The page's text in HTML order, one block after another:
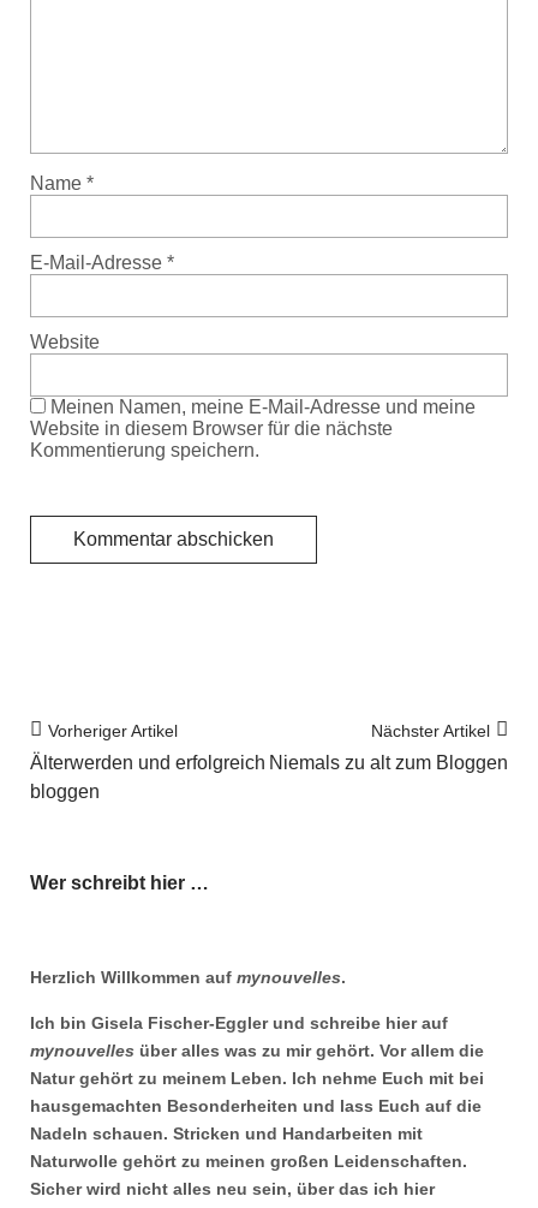
Name *
E-Mail-Adresse *
Website
Meinen Namen, meine E-Mail-Adresse und meine
Website in diesem Browser für die nächste
Kommentierung speichern.
Vorheriger Artikel
Älterwerden und erfolgreich
bloggen
Nächster Artikel
Niemals zu alt zum Bloggen
Wer schreibt hier …
Herzlich Willkommen auf mynouvelles.
Ich bin Gisela Fischer-Eggler und schreibe hier auf
mynouvelles über alles was zu mir gehört. Vor allem die
Natur gehört zu meinem Leben. Ich nehme Euch mit bei
hausgemachten Besonderheiten und lass Euch auf die
Nadeln schauen. Stricken und Handarbeiten mit
Naturwolle gehört zu meinen großen Leidenschaften.
Sicher wird nicht alles neu sein, über das ich hier